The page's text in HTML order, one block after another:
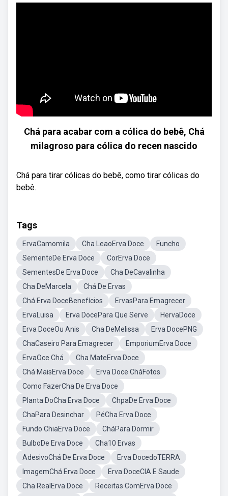
Chá para acabar com a cólica do bebê, Chá
milagroso para cólica do recen nascido
Chá para tirar cólicas do bebê, como tirar cólicas do
bebê.
Tags
ErvaCamomila Cha LeaoErva Doce
Funcho
SementeDe Erva Doce
CorErva Doce
SementesDe Erva Doce
Cha DeCavalinha
Cha DeMarcela
Chá De Ervas
Chá Erva DoceBenefícios
ErvasPara Emagrecer
ErvaLuisa
Erva DocePara Que Serve
HervaDoce
Erva DoceOu Anis
Cha DeMelissa
Erva DocePNG
ChaCaseiro Para Emagrecer
EmporiumErva Doce
ErvaOce Chá
Cha MateErva Doce
Chá MaisErva Doce
Erva Doce CháFotos
Como FazerCha De Erva Doce
Planta DoCha Erva Doce
ChpaDe Erva Doce
ChaPara Desinchar
PéCha Erva Doce
Fundo ChiaErva Doce
CháPara Dormir
BulboDe Erva Doce
Cha10 Ervas
AdesivoChá De Erva Doce
Erva DocedoTERRA
ImagemChá Erva Doce
Erva DoceCIA E Saude
Cha RealErva Doce
Receitas ComErva Doce